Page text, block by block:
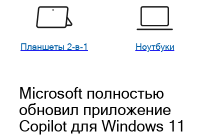
Планшеты 2-в-1 Ноутбуки
Microsoft полностью
обновил приложение
Copilot для Windows 11